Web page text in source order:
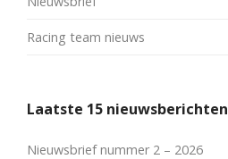
Racing team nieuws
Laatste 15 nieuwsberichten
Nieuwsbrief nummer 2 – 2026